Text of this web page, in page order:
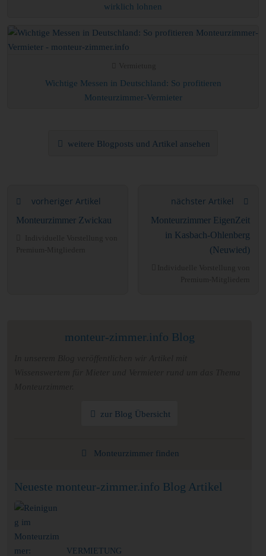
wirklich lohnen
Wichtige Messen in Deutschland: So profitieren
Monteurzimmer-Vermieter
weitere Blogposts und Artikel ansehen
vorheriger Artikel
Monteurzimmer Zwickau
nächster Artikel
Monteurzimmer EigenZeit
in Kasbach-Ohlenberg
(Neuwied)
monteur-zimmer.info Blog
zur Blog Übersicht
Monteurzimmer finden
Neueste monteur-zimmer.info Blog Artikel
VERMIETUNG